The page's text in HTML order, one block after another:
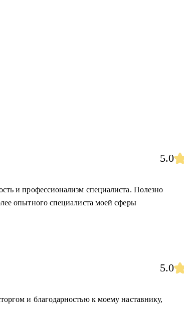
5.0
и профессионализм специалиста. Полезно
опытного специалиста моей сферы
5.0
и благодарностью к моему наставнику,